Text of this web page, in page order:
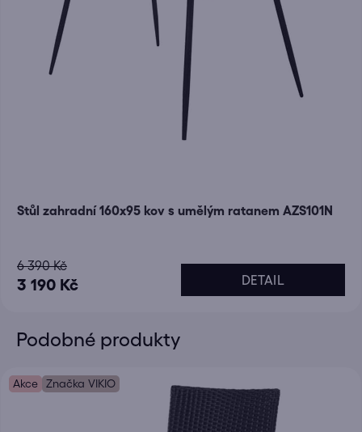
Stůl zahradní 160x95 kov s umělým ratanem AZS101N
3 190 Kč
6 390 Kč
DETAIL
Podobné produkty
Akce Značka VIKIO